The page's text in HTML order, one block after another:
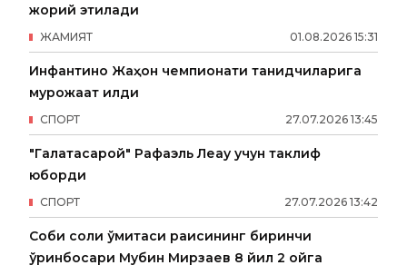
жорий этилади
01.08.2026 15:31
ЖАМИЯТ
Инфантино Жаҳон чемпионати танқидчиларига
мурожаат қилди
27.07.2026 13:45
СПОРТ
"Галатасарой" Рафаэль Леау учун таклиф
юборди
27.07.2026 13:42
СПОРТ
Собиқ солиқ қўмитаси раисининг биринчи
ўринбосари Мубин Мирзаев 8 йил 2 ойга